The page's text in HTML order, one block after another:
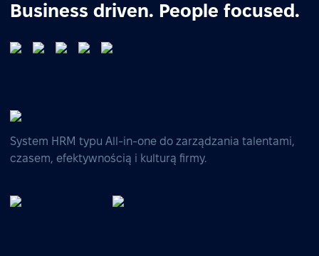
Business driven. People focused.
System HRM typu All-in-one do zarządzania talentami,
czasem, efektywnością i kulturą firmy.